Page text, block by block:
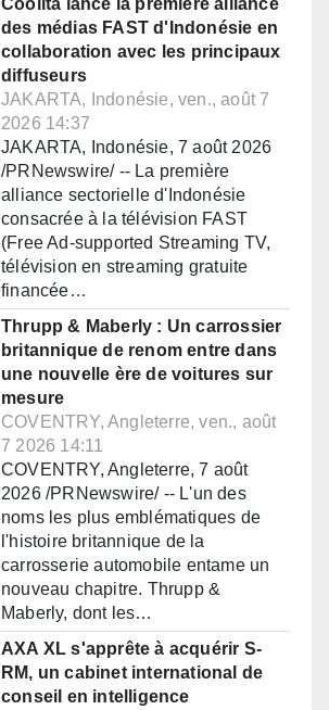
Coolita lance la première alliance
des médias FAST d'Indonésie en
collaboration avec les principaux
diffuseurs
JAKARTA, Indonésie, ven., août 7
2026 14:37
JAKARTA, Indonésie, 7 août 2026
/PRNewswire/ -- La première
alliance sectorielle d'Indonésie
consacrée à la télévision FAST
(Free Ad-supported Streaming TV,
télévision en streaming gratuite
financée…
Thrupp & Maberly : Un carrossier
britannique de renom entre dans
une nouvelle ère de voitures sur
mesure
COVENTRY, Angleterre, ven., août
7 2026 14:11
COVENTRY, Angleterre, 7 août
2026 /PRNewswire/ -- L'un des
noms les plus emblématiques de
l'histoire britannique de la
carrosserie automobile entame un
nouveau chapitre. Thrupp &
Maberly, dont les…
AXA XL s'apprête à acquérir S-
RM, un cabinet international de
conseil en intelligence